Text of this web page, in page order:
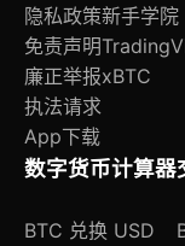
隐私政策
免责声明
廉正举报
执法请求
App下载
新手学院
xBTC
数字货币计算器
BTC 兑换 USD